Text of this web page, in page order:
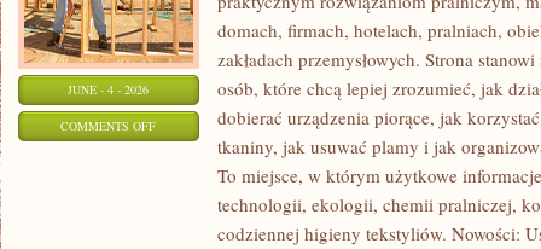
JUNE - 4 - 2026
COMMENTS OFFON
domach, firmach, hotelach, pralniach,
zakładach przemysłowych. Strona
osób, które chcą lepiej zrozumieć, jak
dobierać urządzenia piorące, jak
tkaniny, jak usuwać plamy i jak
To miejsce, w którym użytkowe
technologii, ekologii, chemii pralniczej,
codziennej higieny tekstyliów. Nowości: